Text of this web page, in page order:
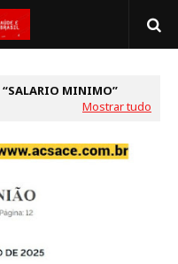
SALARIO MINIMO
Mostrar tudo